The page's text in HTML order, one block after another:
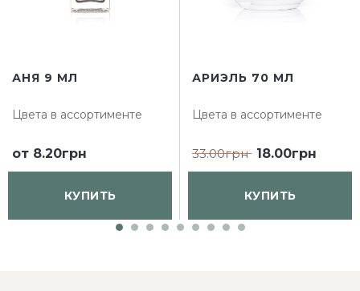
АНЯ 9 МЛ
Цвета в ассортименте
от 8.20грн
КУПИТЬ
АРИЭЛЬ 70 МЛ
Цвета в ассортименте
33.00грн 18.00грн
КУПИТЬ